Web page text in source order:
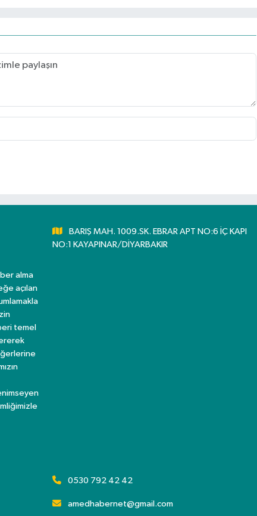
alma
açılan
temel
BARIŞ MAH. 1009.SK. EBRAR APT NO:6 İÇ KAPI
NO:1 KAYAPINAR/DİYARBAKIR
0530 792 42 42
amedhabernet@gmail.com